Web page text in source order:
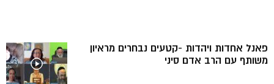
פאנל אחדות ויהדות -קטעים נבחרים מראיון
משותף עם הרב אדם סיני